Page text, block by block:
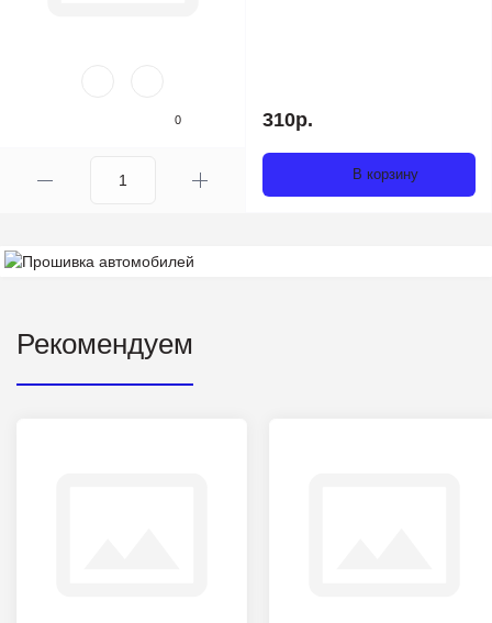
0 310р.
В корзину
Рекомендуем